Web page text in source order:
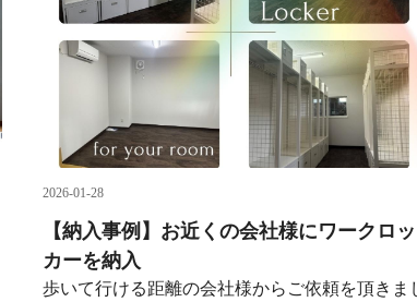
2026-01-28
【納入事例】お近くの会社様にワークロッ
カーを納入
歩いて行ける距離の会社様からご依頼を頂きま